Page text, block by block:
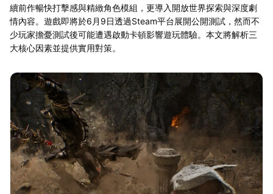
續前作暢快打擊感與精緻角色模組，更導入開放世界探索與深度劇
情內容。遊戲即將於6月9日透過Steam平台展開公開測試，然而不
少玩家擔憂測試後可能遭遇啟動卡頓影響遊玩體驗。本文將解析三
大核心因素並提供實用對策。